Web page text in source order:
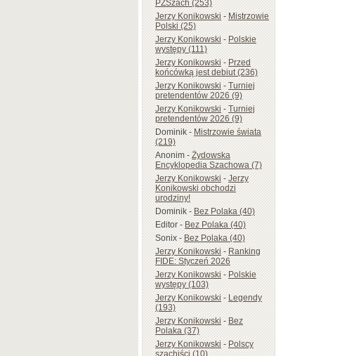
PZSzach (253)
Jerzy Konikowski-Mistrzowie
Polski (25)
Jerzy Konikowski-Polskie
występy (111)
Jerzy Konikowski-Przed
końcówką jest debiut (236)
Jerzy Konikowski-Turniej
pretendentów 2026 (9)
Jerzy Konikowski-Turniej
pretendentów 2026 (9)
Dominik-Mistrzowie świata
(219)
Anonim-Żydowska
Encyklopedia Szachowa (7)
Jerzy Konikowski-Jerzy
Konikowski obchodzi
urodziny!
Dominik-Bez Polaka (40)
Editor-Bez Polaka (40)
Sonix-Bez Polaka (40)
Jerzy Konikowski-Ranking
FIDE: Styczeń 2026
Jerzy Konikowski-Polskie
występy (103)
Jerzy Konikowski-Legendy
(193)
Jerzy Konikowski-Bez
Polaka (37)
Jerzy Konikowski-Polscy
szachiści (10)